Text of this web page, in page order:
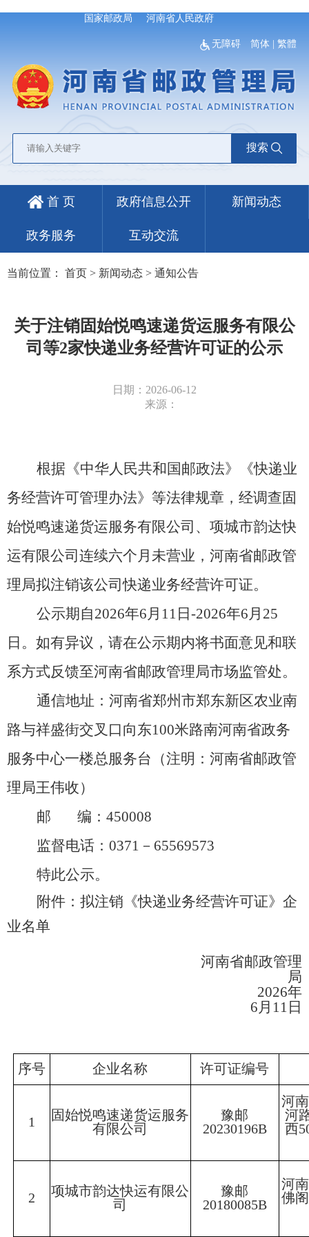
国家邮政局 河南省人民政府
无障碍 简体 |繁體
搜索
首 页 政府信息公开 新闻动态
政务服务 互动交流
当前位置： 首页 > 新闻动态 > 通知公告
关于注销固始悦鸣速递货运服务有限公
司等2家快递业务经营许可证的公示
日期：2026-06-12
来源：
根据《中华人民共和国邮政法》《快递业
务经营许可管理办法》等法律规章，经调查固
始悦鸣速递货运服务有限公司、项城市韵达快
运有限公司连续六个月未营业，河南省邮政管
理局拟注销该公司快递业务经营许可证。
公示期自2026年6月11日-2026年6月25
日。如有异议，请在公示期内将书面意见和联
系方式反馈至河南省邮政管理局市场监管处。
通信地址：河南省郑州市郑东新区农业南
路与祥盛街交叉口向东100米路南河南省政务
服务中心一楼总服务台（注明：河南省邮政管
理局王伟收）
邮
编： 450008
监督电话： 0371－65569573
特此公示。
附件：拟注销《快递业务经营许可证》企
业名单
河南省邮政管理
局
2026年
6月11日
序号 企业名称 许可证编号
1
固始悦鸣速递货运服务
有限公司
豫邮
20230196B
河
河
西
2
项城市韵达快运有限公
司
豫邮
20180085B
河
佛